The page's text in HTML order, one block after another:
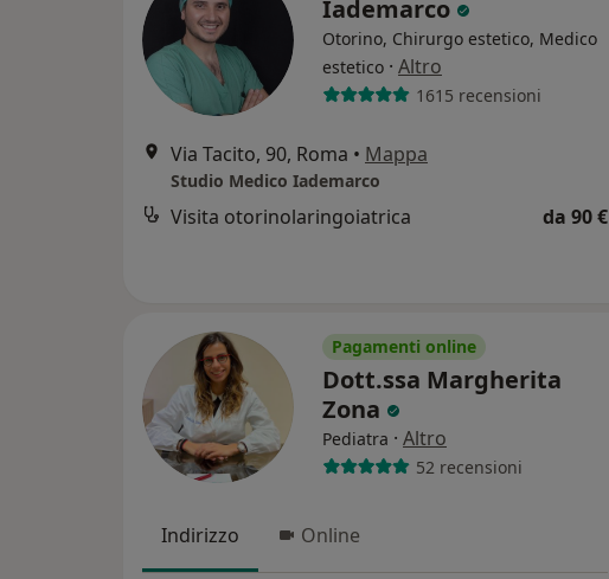
Iademarco
Otorino, Chirurgo estetico, Medico
estetico · Altro
1615 recensioni
Via Tacito, 90, Roma • Mappa
Studio Medico Iademarco
Visita otorinolaringoiatrica da 90 €
Pagamenti online
Dott.ssa Margherita
Zona
Pediatra · Altro
52 recensioni
Indirizzo Online